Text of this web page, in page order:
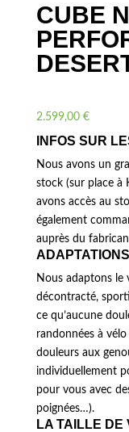
CUBE
2.599,00 €
INFOS SUR
Nous avons un
stock (sur place à
avons accès au
également
auprès du
Nous adaptons le
décontracté,
ce qu’aucune
randonnées à
douleurs aux
individuellement
pour vous avec
poignées…).
LA TAILLE DE